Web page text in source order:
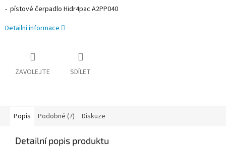
- pístové čerpadlo Hidr4pac A2PP040
Detailní informace
ZAVOLEJTE SDÍLET
Popis Podobné (7) Diskuze
Detailní popis produktu